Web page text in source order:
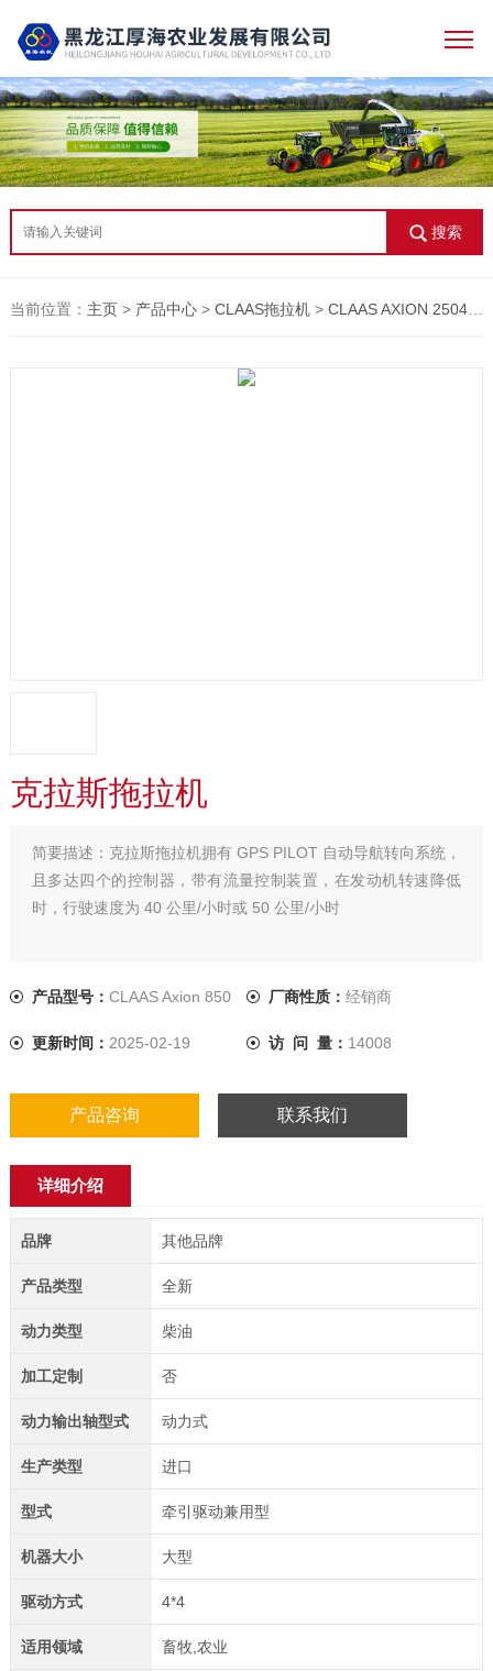
搜索
当前位置： 主页> 产品中心> CLAAS拖拉机> CLAAS AXION 2504>
克拉斯拖拉机
简要描述： 克拉斯拖拉机拥有 GPS PILOT 自动导航转向系统，
且多达四个的控制器，带有流量控制装置，在发动机转速降低
时，行驶速度为 40 公里/小时或 50 公里/小时
产品型号： CLAAS Axion 850 厂商性质： 经销商
更新时间： 2025-02-19 访 问 量： 14008
产品咨询 联系我们
详细介绍
品牌 其他品牌
产品类型 全新
动力类型 柴油
加工定制 否
动力输出轴型式 动力式
生产类型 进口
型式 牵引驱动兼用型
机器大小 大型
驱动方式 4*4
适用领域 畜牧,农业